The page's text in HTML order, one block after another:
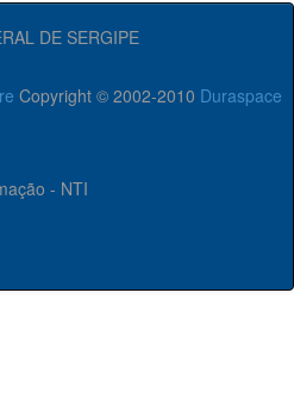
DE SERGIPE
Copyright © 2002-2010 Duraspace
- NTI